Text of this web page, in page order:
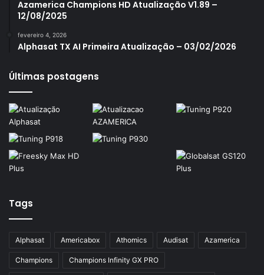
Azamerica S1001
Azamerica S1001 Plus
Azamerica S1005
Azamerica S1006
Azamerica S1007
Azamerica S1007 New
Azamerica S1007 Plus
Azamerica S2010
Azamerica S2015
Azamerica Champions HD Atualização V1.89 –
12/08/2025
fevereiro 4, 2026
Alphasat TX AI Primeira Atualização – 03/02/2026
Últimas postagens
Tags
Alphasat Americabox Athomics Audisat Azamerica
Champions Champions Infinity GX PRO